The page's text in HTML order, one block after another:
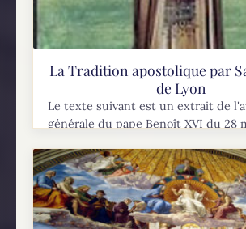
La Tradition apostolique par
de Lyon
Le texte suivant est un extrait de
générale du pape Benoît XVI du 28
que les Catholiques appellent...